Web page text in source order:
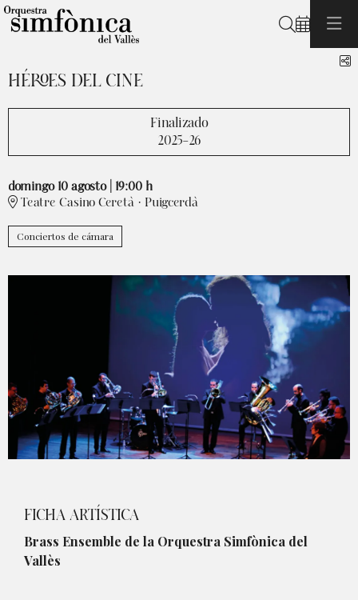
Buscar
HÉROES DEL CINE
Finalizado
2025-26
domingo 10 agosto|
19:00 h
Teatre Casino Ceretà · Puigcerdà
Conciertos de cámara
FICHA ARTÍSTICA
Brass Ensemble de la Orquestra Simfònica del
Vallès